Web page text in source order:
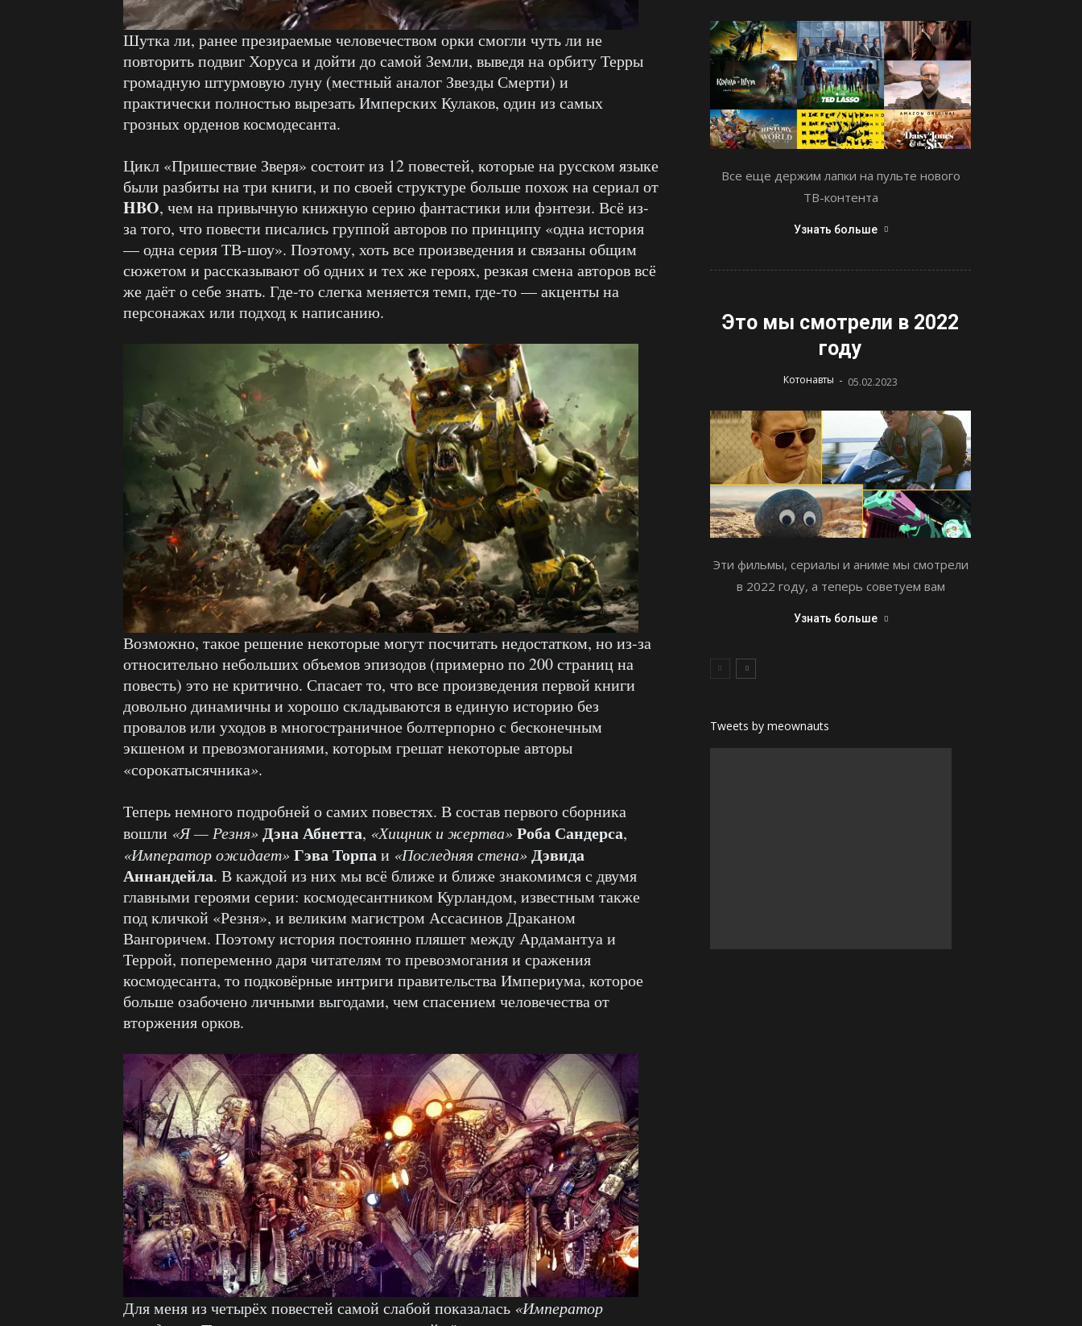
Шутка ли, ранее презираемые человечеством орки смогли чуть ли не
повторить подвиг Хоруса и дойти до самой Земли, выведя на орбиту Терры
громадную штурмовую луну (местный аналог Звезды Смерти) и
практически полностью вырезать Имперских Кулаков, один из самых
грозных орденов космодесанта.
Цикл «Пришествие Зверя» состоит из 12 повестей, которые на русском языке
были разбиты на три книги, и по своей структуре больше похож на сериал от
HBO, чем на привычную книжную серию фантастики или фэнтези. Всё из-
за того, что повести писались группой авторов по принципу «одна история
— одна серия ТВ-шоу». Поэтому, хоть все произведения и связаны общим
сюжетом и рассказывают об одних и тех же героях, резкая смена авторов всё
же даёт о себе знать. Где-то слегка меняется темп, где-то — акценты на
персонажах или подход к написанию.
Возможно, такое решение некоторые могут посчитать недостатком, но из-за
относительно небольших объемов эпизодов (примерно по 200 страниц на
повесть) это не критично. Спасает то, что все произведения первой книги
довольно динамичны и хорошо складываются в единую историю без
провалов или уходов в многостраничное болтерпорно с бесконечным
экшеном и превозмоганиями, которым грешат некоторые авторы
«сорокатысячника».
Теперь немного подробней о самих повестях. В состав первого сборника
вошли «Я — Резня»Дэна Абнетта, «Хищник и жертва»Роба Сандерса,
«Император ожидает»Гэва Торпаи «Последняя стена»Дэвида
Аннандейла. В каждой из них мы всё ближе и ближе знакомимся с двумя
главными героями серии: космодесантником Курландом, известным также
под кличкой «Резня», и великим магистром Ассасинов Драканом
Вангоричем. Поэтому история постоянно пляшет между Ардамантуа и
Террой, попеременно даря читателям то превозмогания и сражения
космодесанта, то подковёрные интриги правительства Империума, которое
больше озабочено личными выгодами, чем спасением человечества от
вторжения орков.
Для меня из четырёх повестей самой слабой показалась «Император
Все еще держим лапки на пульте нового
ТВ-контента
Узнать больше
Это мы смотрели в 2022
году
Котонавты - 05.02.2023
Эти фильмы, сериалы и аниме мы смотрели
в 2022 году, а теперь советуем вам
Узнать больше
Tweets by meownauts